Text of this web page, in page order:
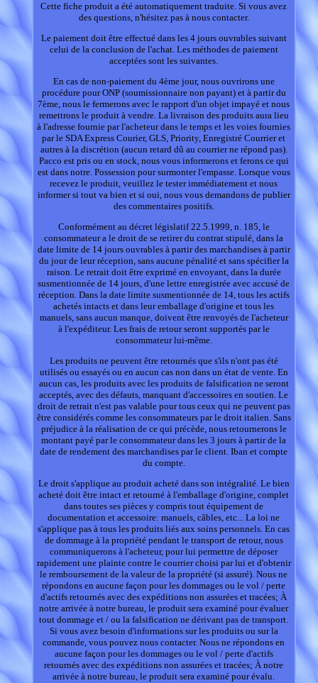
Cette fiche produit a été automatiquement traduite. Si vous avez
des questions, n'hésitez pas à nous contacter.
Le paiement doit être effectué dans les 4 jours ouvrables suivant
celui de la conclusion de l'achat. Les méthodes de paiement
acceptées sont les suivantes.
En cas de non-paiement du 4ème jour, nous ouvrirons une
procédure pour ONP (soumissionnaire non payant) et à partir du
7ème, nous le fermerons avec le rapport d'un objet impayé et nous
remettrons le produit à vendre. La livraison des produits aura lieu
à l'adresse fournie par l'acheteur dans le temps et les voies fournies
par le SDA Express Courier, GLS, Priority, Enregistré Courrier et
autres à la discrétion (aucun retard dû au courrier ne répond pas).
Pacco est pris ou en stock, nous vous informerons et ferons ce qui
est dans notre. Possession pour surmonter l'empasse. Lorsque vous
recevez le produit, veuillez le tester immédiatement et nous
informer si tout va bien et si oui, nous vous demandons de publier
des commentaires positifs.
Conformément au décret législatif 22.5.1999, n. 185, le
consommateur a le droit de se retirer du contrat stipulé, dans la
date limite de 14 jours ouvrables à partir des marchandises à partir
du jour de leur réception, sans aucune pénalité et sans spécifier la
raison. Le retrait doit être exprimé en envoyant, dans la durée
susmentionnée de 14 jours, d'une lettre enregistrée avec accusé de
réception. Dans la date limite susmentionnée de 14, tous les actifs
achetés intacts et dans leur emballage d'origine et tous les
manuels, sans aucun manque, doivent être renvoyés de l'acheteur
à l'expéditeur. Les frais de retour seront supportés par le
consommateur lui-même.
Les produits ne peuvent être retournés que s'ils n'ont pas été
utilisés ou essayés ou en aucun cas non dans un état de vente. En
aucun cas, les produits avec les produits de falsification ne seront
acceptés, avec des défauts, manquant d'accessoires en soutien. Le
droit de retrait n'est pas valable pour tous ceux qui ne peuvent pas
être considérés comme les consommateurs par le droit italien. Sans
préjudice à la réalisation de ce qui précède, nous retournerons le
montant payé par le consommateur dans les 3 jours à partir de la
date de rendement des marchandises par le client. Iban et compte
du compte.
Le droit s'applique au produit acheté dans son intégralité. Le bien
acheté doit être intact et retourné à l'emballage d'origine, complet
dans toutes ses pièces y compris tout équipement de
documentation et accessoire: manuels, câbles, etc... La loi ne
s'applique pas à tous les produits liés aux soins personnels. En cas
de dommage à la propriété pendant le transport de retour, nous
communiquerons à l'acheteur, pour lui permettre de déposer
rapidement une plainte contre le courrier choisi par lui et d'obtenir
le remboursement de la valeur de la propriété (si assuré). Nous ne
répondons en aucune façon pour les dommages ou le vol / perte
d'actifs retournés avec des expéditions non assurées et tracées; À
notre arrivée à notre bureau, le produit sera examiné pour évaluer
tout dommage et / ou la falsification ne dérivant pas de transport.
Si vous avez besoin d'informations sur les produits ou sur la
commande, vous pouvez nous contacter. Nous ne répondons en
aucune façon pour les dommages ou le vol / perte d'actifs
retournés avec des expéditions non assurées et tracées; À notre
arrivée à notre bureau, le produit sera examiné pour évalu.